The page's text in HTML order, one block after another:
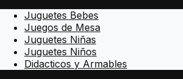
Juguetes Bebes
Juegos de Mesa
Juguetes Niñas
Juguetes Niños
Didacticos y Armables